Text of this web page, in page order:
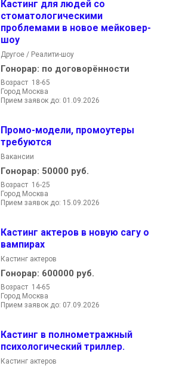
Кастинг для людей со
стоматологическими
проблемами в новое мейковер-
шоу
Другое / Реалити-шоу
Гонорар: по договорённости
Возраст 18-65
Город Москва
Прием заявок до: 01.09.2026
Промо-модели, промоутеры
требуются
Вакансии
Гонорар: 50000 руб.
Возраст 16-25
Город Москва
Прием заявок до: 15.09.2026
Кастинг актеров в новую сагу о
вампирах
Кастинг актеров
Гонорар: 600000 руб.
Возраст 14-65
Город Москва
Прием заявок до: 07.09.2026
Кастинг в полнометражный
психологический триллер.
Кастинг актеров